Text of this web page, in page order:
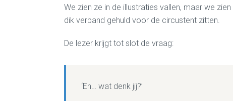
We zien ze in de illustraties vallen, maar we
dik verband gehuld voor de circustent zitten.
De lezer krijgt tot slot de vraag:
‘En… wat denk jij?’